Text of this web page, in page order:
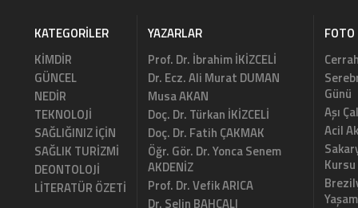
KATEGORILER
KİMDİR
GÜNCEL
NEDİR
TEKNOLOJİ
SAĞLIĞINIZ İÇİN
SAĞLIK TURİZMİ
DEONTOLOJİ
LİTERATÜR ÖZETİ
YAZARLAR
Prof. Dr. İbrahim İKİZCELİ
Dr. Ecz. Ali Murat DUMAN
Musa AKAN
Doç. Dr. Türkan İKİZCELİ
Doç. Dr. Fatih ÇAKMAK
Öğr. Gör. Dr. Yonca Senem
AKDENİZ
Prof. Dr. Vefik ARICA
Dr. Selin BAHÇALI
FOTO
Günü
Aşı
Acil
Kursu
Yaşam